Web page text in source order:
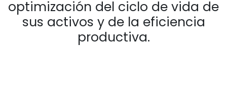
optimización del ciclo de vida de
sus activos y de la eficiencia
productiva.